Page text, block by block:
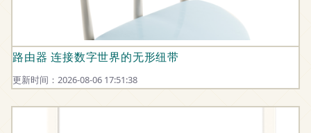
路由器 连接数字世界的无形纽带
更新时间：2026-08-06 17:51:38